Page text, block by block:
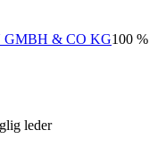
& CO KG100 %
leder